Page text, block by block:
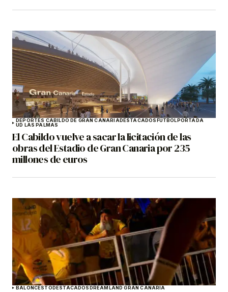
DEPORTES CABILDO DE GRAN CANARIADESTACADOSFÚTBOLPORTADA
UD LAS PALMAS
El Cabildo vuelve a sacar la licitación de las
obras del Estadio de Gran Canaria por 235
millones de euros
BALONCESTODESTACADOSDREAMLAND GRAN CANARIA